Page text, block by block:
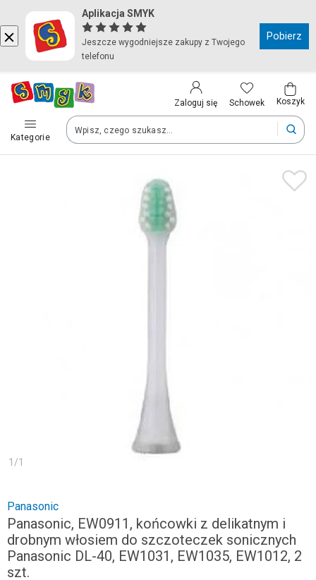
Aplikacja SMYK
Jeszcze wygodniejsze zakupy z Twojego
telefonu
Pobierz
Zaloguj się Schowek Koszyk
Kategorie
Kraj i język
Polska (Poland)
Twoje zamówienia dostarczymy na teren wybranego kraju.
1 /1
Panasonic
Panasonic, EW0911, końcowki z delikatnym i
drobnym włosiem do szczoteczek sonicznych
Panasonic DL-40, EW1031, EW1035, EW1012, 2
szt.